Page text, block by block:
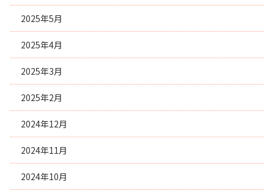
2025年5月
2025年4月
2025年3月
2025年2月
2024年12月
2024年11月
2024年10月